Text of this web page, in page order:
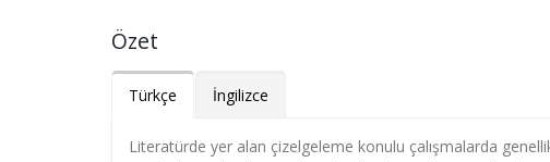
Özet
Türkçe İngilizce
Literatürde yer alan çizelgeleme konulu çalışmalarda